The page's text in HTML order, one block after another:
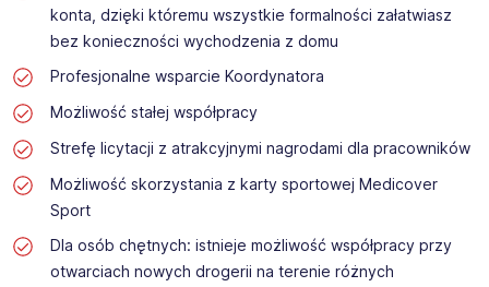
konta, dzięki któremu wszystkie formalności załatwiasz
bez konieczności wychodzenia z domu
Profesjonalne wsparcie Koordynatora
Możliwość stałej współpracy
Strefę licytacji z atrakcyjnymi nagrodami dla pracowników
Możliwość skorzystania z karty sportowej Medicover
Sport
Dla osób chętnych: istnieje możliwość współpracy przy
otwarciach nowych drogerii na terenie różnych